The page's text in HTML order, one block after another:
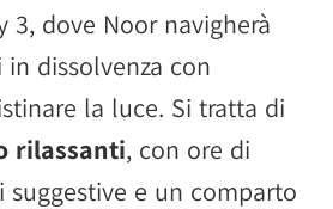
3, dove Noor navigherà
dissolvenza con
la luce. Si tratta di
rilassanti, con ore di
suggestive e un comparto